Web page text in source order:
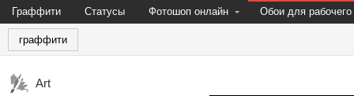
Граффити Статусы Фотошоп онлайн Обои для рабочего
граффити
Art